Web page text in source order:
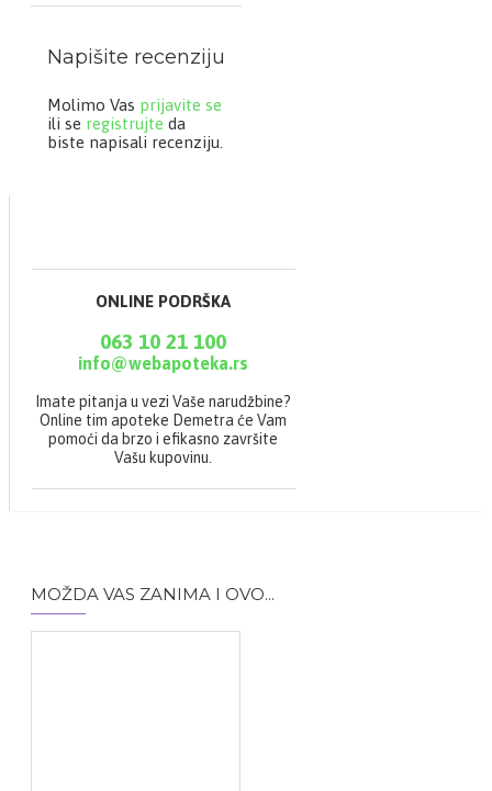
pritisak;
bez neželjenih efekata.
Odrasli: 1-2 kapsule
dnevno sa oko 200 mL
Sastav
Natokinaza NSK-SD®
Napišite recenziju
Molimo Vas prijavite se
ili se registrujte da
biste napisali recenziju.
ONLINE PODRŠKA
063 10 21 100
info@webapoteka.rs
Imate pitanja u vezi Vaše narudžbine?
Online tim apoteke Demetra će Vam
pomoći da brzo i efikasno završite
Vašu kupovinu.
MOŽDA VAS ZANIMA I OVO...